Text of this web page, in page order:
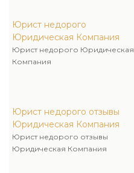
Юрист недорого
Юридическая Компания
Юрист недорого Юридическая
Компания
Юрист недорого отзывы
Юридическая Компания
Юрист недорого отзывы
Юридическая Компания